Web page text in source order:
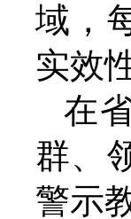
域，
实效
在
群、
警示